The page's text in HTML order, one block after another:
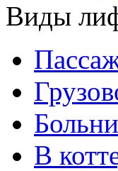
Виды
В